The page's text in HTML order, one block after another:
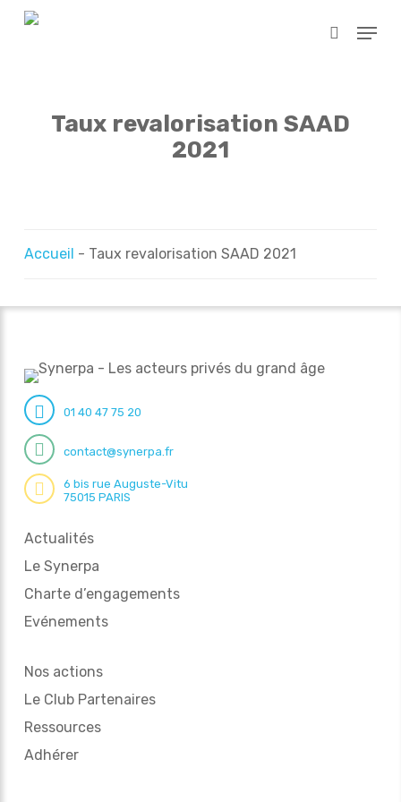
Skip
search
Menu
Taux revalorisation SAAD
2021
Accueil - Taux revalorisation SAAD 2021
01 40 47 75 20
contact@synerpa.fr
6 bis rue Auguste-Vitu
75015 PARIS
Actualités
Le Synerpa
Charte d’engagements
Evénements
Nos actions
Le Club Partenaires
Ressources
Adhérer